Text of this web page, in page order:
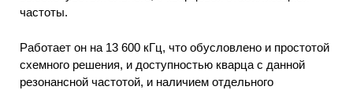
частоты.
Работает он на 13 600 кГц, что обусловлено и простотой
схемного решения, и доступностью кварца с данной
резонансной частотой, и наличием отдельного